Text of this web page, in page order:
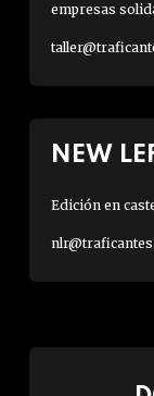
empresas
NEW
Edición en